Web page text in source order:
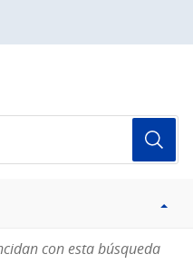
con esta búsqueda